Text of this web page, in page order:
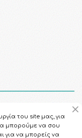
του site μας, για
μπορούμε να σου
για να μπορείς να